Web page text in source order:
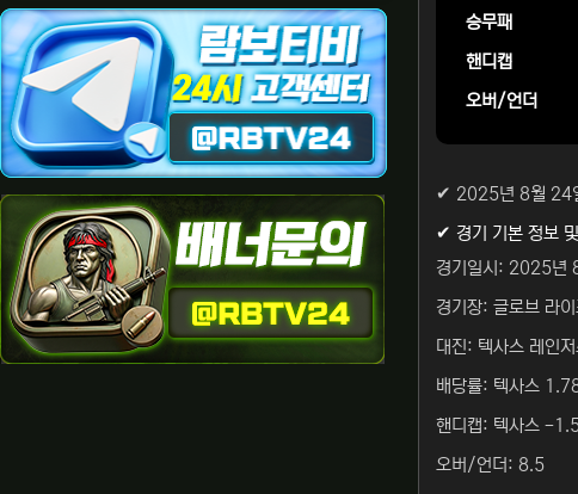
승무패
핸디캡
오버/언더
✔ 2025년 8월 24
✔ 경기 기본 정보
경기일시: 2025년
경기장: 글로브 라
대진: 텍사스 레인
배당률: 텍사스
핸디캡: 텍사스 -
오버/언더: 8.5
⛔람보티비 [정회원 등급UP! 안내사항]
⛔람보티비 [채팅방 이용시 주의사항]
⛔람보티비 [공식보증업체 안내]